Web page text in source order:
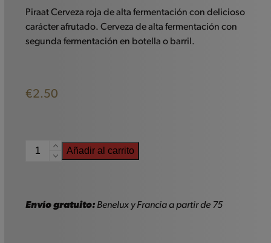
Piraat Cerveza roja de alta fermentación con delicioso
carácter afrutado. Cerveza de alta fermentación con
segunda fermentación en botella o barril.
€2.50
Piraat
cantidad
Añadir al carrito
Envío gratuito:Benelux y Francia a partir de 75